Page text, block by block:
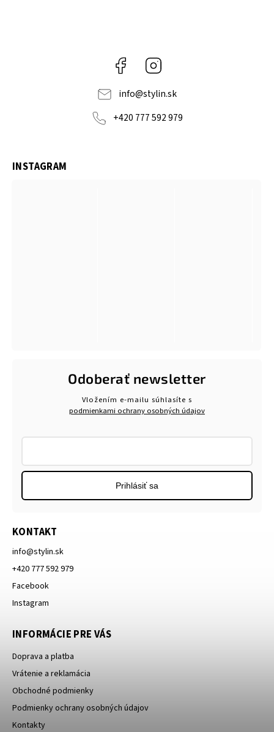
Facebook
info@stylin.sk
+420 777 592 979
KONTAKT
info@stylin.sk
+420 777 592 979
Facebook
Instagram
INFORMÁCIE PRE VÁS
Doprava a platba
Vrátenie a reklamácia
Obchodné podmienky
Podmienky ochrany osobných údajov
Kontakty
INSTAGRAM
Odoberať newsletter
Vložením e-mailu súhlasíte s
podmienkami ochrany osobných údajov
Prihlásiť sa